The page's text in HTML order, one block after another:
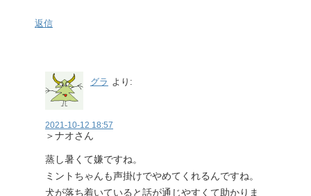
返信
グラ より:
2021-10-12 18:57
＞ナオさん
蒸し暑くて嫌ですね。
ミントちゃんも声掛けでやめてくれるんですね。
犬が落ち着いていると話が通じやすくて助かりま